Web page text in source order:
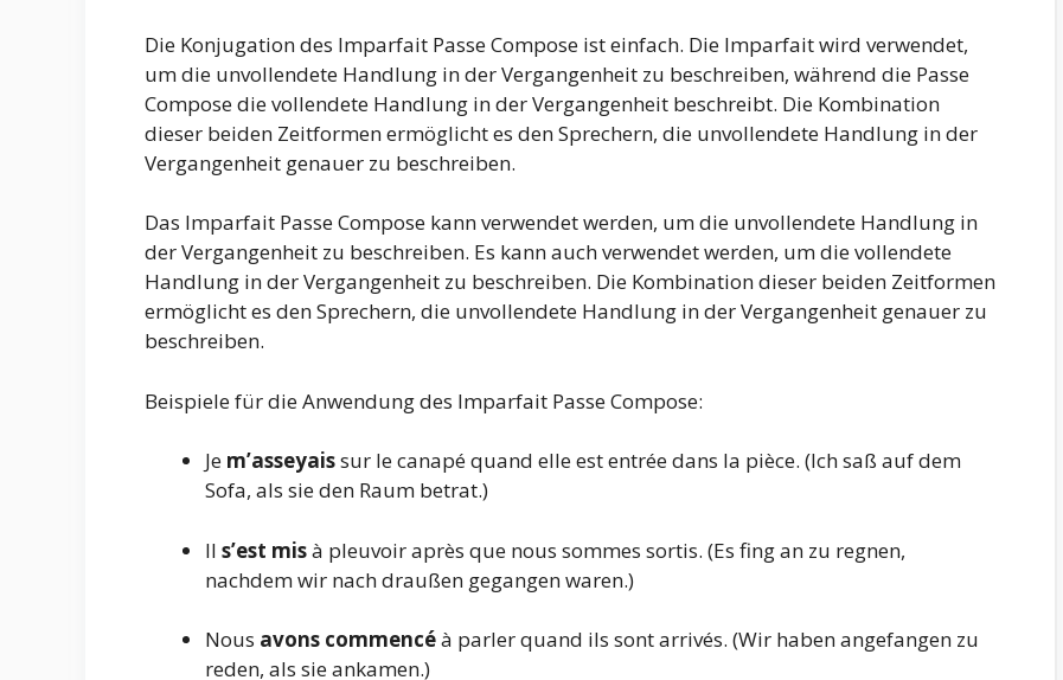
Die Konjugation des Imparfait Passe Compose ist einfach. Die Imparfait wird verwendet,
um die unvollendete Handlung in der Vergangenheit zu beschreiben, während die Passe
Compose die vollendete Handlung in der Vergangenheit beschreibt. Die Kombination
dieser beiden Zeitformen ermöglicht es den Sprechern, die unvollendete Handlung in der
Vergangenheit genauer zu beschreiben.
Das Imparfait Passe Compose kann verwendet werden, um die unvollendete Handlung in
der Vergangenheit zu beschreiben. Es kann auch verwendet werden, um die vollendete
Handlung in der Vergangenheit zu beschreiben. Die Kombination dieser beiden Zeitformen
ermöglicht es den Sprechern, die unvollendete Handlung in der Vergangenheit genauer zu
beschreiben.
Beispiele für die Anwendung des Imparfait Passe Compose:
Je m’asseyaissur le canapé quand elle est entrée dans la pièce. (Ich saß auf dem
Sofa, als sie den Raum betrat.)
Il s’est misà pleuvoir après que nous sommes sortis. (Es fing an zu regnen,
nachdem wir nach draußen gegangen waren.)
Nous avons commencéà parler quand ils sont arrivés. (Wir haben angefangen zu
reden, als sie ankamen.)